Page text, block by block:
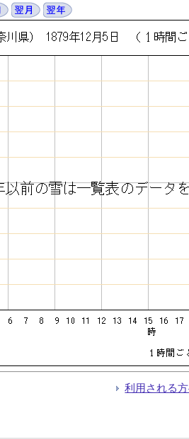
利用される